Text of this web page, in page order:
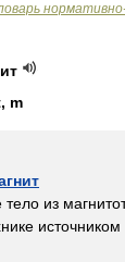
m
из
источником